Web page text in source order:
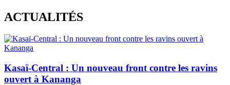
Skip
to
content
ACTUALITÉS
Kasaï-Central : Un nouveau front contre les ravins
ouvert à Kananga